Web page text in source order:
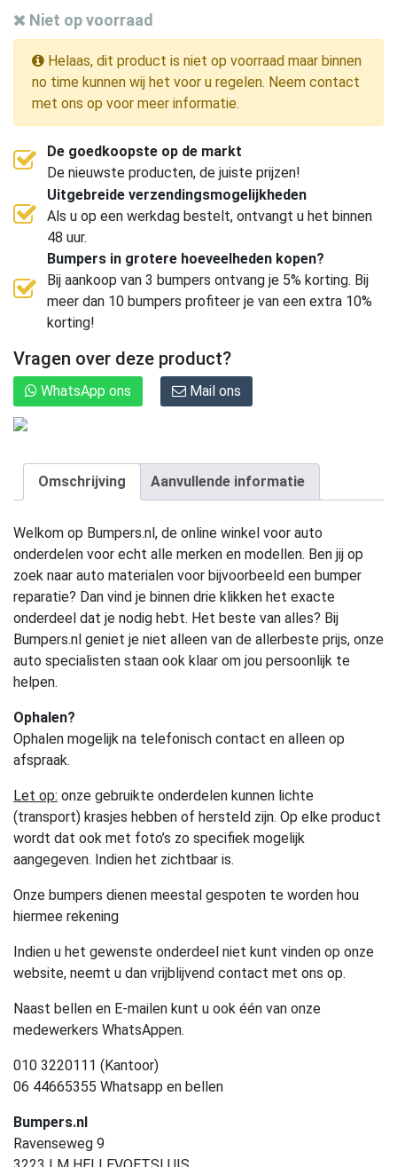
Niet op voorraad
Helaas, dit product is niet op voorraad maar binnen
no time kunnen wij het voor u regelen. Neem contact
met ons op voor meer informatie.
De goedkoopste op de markt
De nieuwste producten, de juiste prijzen!
Uitgebreide verzendingsmogelijkheden
Als u op een werkdag bestelt, ontvangt u het binnen
48 uur.
Bumpers in grotere hoeveelheden kopen?
Bij aankoop van 3 bumpers ontvang je 5% korting. Bij
meer dan 10 bumpers profiteer je van een extra 10%
korting!
Vragen over deze product?
WhatsApp ons Mail ons
Omschrijving Aanvullende informatie
Welkom op Bumpers.nl, de online winkel voor auto
onderdelen voor echt alle merken en modellen. Ben jij op
zoek naar auto materialen voor bijvoorbeeld een bumper
reparatie? Dan vind je binnen drie klikken het exacte
onderdeel dat je nodig hebt. Het beste van alles? Bij
Bumpers.nl geniet je niet alleen van de allerbeste prijs, onze
auto specialisten staan ook klaar om jou persoonlijk te
helpen.
Ophalen?
Ophalen mogelijk na telefonisch contact en alleen op
afspraak.
Let op: onze gebruikte onderdelen kunnen lichte
(transport) krasjes hebben of hersteld zijn. Op elke product
wordt dat ook met foto’s zo specifiek mogelijk
aangegeven. Indien het zichtbaar is.
Onze bumpers dienen meestal gespoten te worden hou
hiermee rekening
Indien u het gewenste onderdeel niet kunt vinden op onze
website, neemt u dan vrijblijvend contact met ons op.
Naast bellen en E-mailen kunt u ook één van onze
medewerkers WhatsAppen.
010 3220111 (Kantoor)
06 44665355 Whatsapp en bellen
Bumpers.nl
Ravenseweg 9